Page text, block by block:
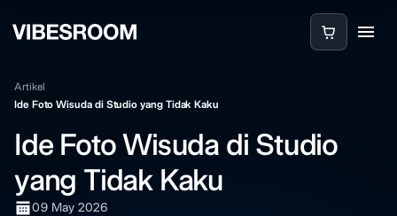
Artikel
Ide Foto Wisuda di Studio yang Tidak Kaku
Ide Foto Wisuda di Studio
yang Tidak Kaku
09 May 2026